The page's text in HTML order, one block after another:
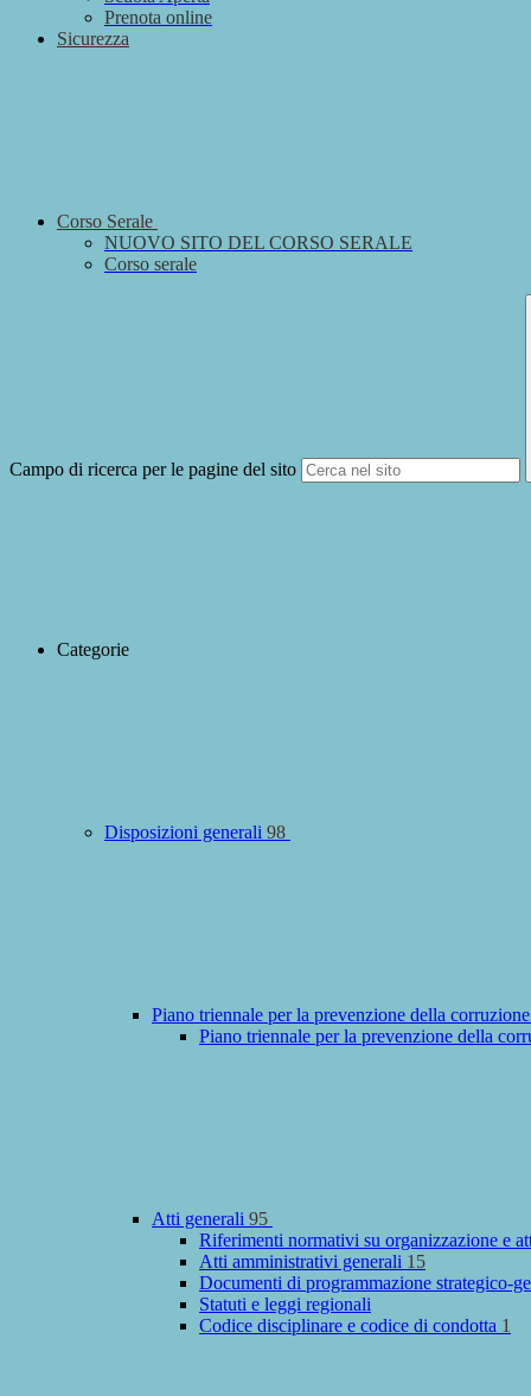
Prenota online
Sicurezza
Corso Serale
NUOVO SITO DEL CORSO SERALE
Corso serale
Campo di ricerca per le pagine del sito
Categorie
Disposizioni generali 98
Piano triennale per la prevenzione della
Piano triennale per la prevenzione della
Atti generali 95
Riferimenti normativi su organizzazione e
Atti amministrativi generali 15
Documenti di programmazione strategico-
Statuti e leggi regionali
Codice disciplinare e codice di condotta 1